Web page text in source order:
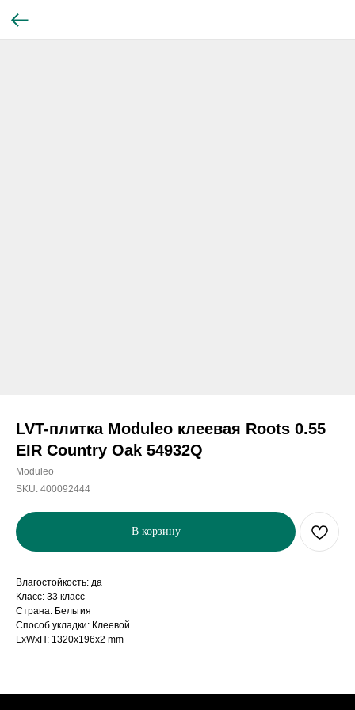
LVT-плитка Moduleo клеевая Roots 0.55
EIR Country Oak 54932Q
Moduleo
SKU: 400092444
В корзину
Влагостойкость: да
Класс: 33 класс
Страна: Бельгия
Способ укладки: Клеевой
LxWxH: 1320x196x2 mm